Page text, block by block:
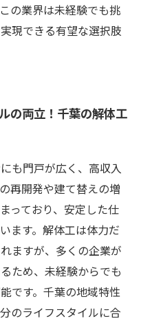
の業界は未経験でも挑
現できる有望な選択肢
の両立！千葉の解体工
も門戸が広く、高収入
再開発や建て替えの増
っており、安定した仕
ます。解体工は体力だ
ますが、多くの企業が
ため、未経験からでも
です。千葉の地域特性
のライフスタイルに合